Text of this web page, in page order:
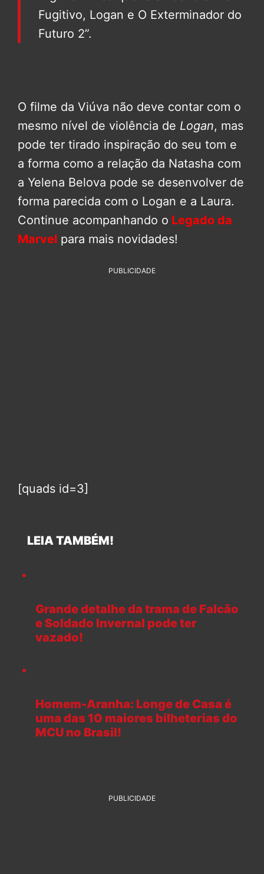
Fugitivo, Logan e O Exterminador do
Futuro 2”.
O filme da Viúva não deve contar com o
mesmo nível de violência de Logan, mas
pode ter tirado inspiração do seu tom e
a forma como a relação da Natasha com
a Yelena Belova pode se desenvolver de
forma parecida com o Logan e a Laura.
Continue acompanhando o Legado da
Marvel para mais novidades!
PUBLICIDADE
[quads id=3]
LEIA TAMBÉM!
Grande detalhe da trama de Falcão
e Soldado Invernal pode ter
vazado!
Homem-Aranha: Longe de Casa é
uma das 10 maiores bilheterias do
MCU no Brasil!
PUBLICIDADE